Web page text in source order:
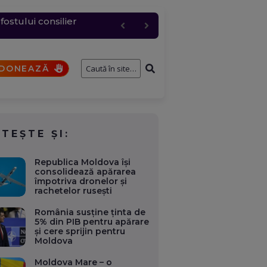
cererea a urcat
logistic cheie
consilier
analizat de SRI
interese. Ce case,
ȘI:
Republica Moldova își
consolidează apărarea
împotriva dronelor și
rachetelor rusești
România susține ținta de
5% din PIB pentru apărare
și cere sprijin pentru
Moldova
Moldova Mare – o